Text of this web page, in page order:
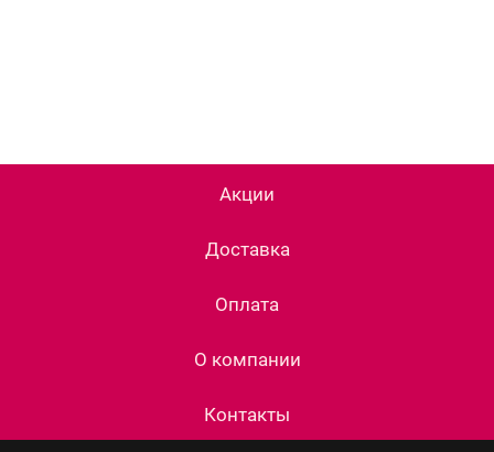
Акции
Доставка
Оплата
О компании
Контакты